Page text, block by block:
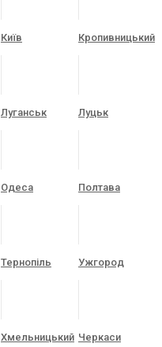
Київ Кропивницький
Луганськ Луцьк
Одеса Полтава
Тернопіль Ужгород
Хмельницький Черкаси